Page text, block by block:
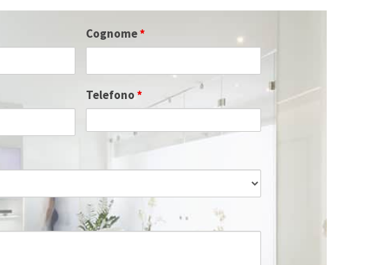
Cognome*
Telefono*